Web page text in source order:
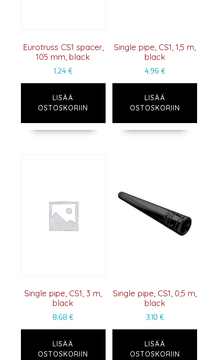
Eurotruss CS1 spacer,
105 mm, black
1,24€
LISÄÄ
OSTOSKORIIN
Single pipe, CS1, 1,5 m,
black
4,96 €
LISÄÄ
OSTOSKORIIN
Single pipe, CS1, 3 m,
black
8,68€
LISÄÄ
OSTOSKORIIN
Single pipe, CS1, 0,5 m,
black
3,10 €
LISÄÄ
OSTOSKORIIN